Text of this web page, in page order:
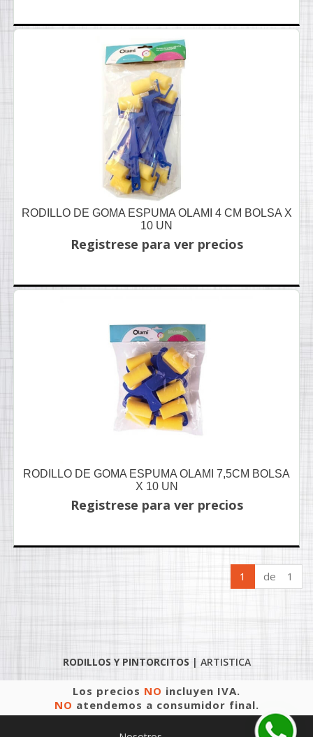
RODILLO DE GOMA ESPUMA OLAMI 4 CM BOLSA X
10 UN
Registrese para ver precios
RODILLO DE GOMA ESPUMA OLAMI 7,5CM BOLSA
X 10 UN
Registrese para ver precios
1 de 1
RODILLOS Y PINTORCITOS | ARTISTICA
Los precios NO incluyen IVA.
NO atendemos a consumidor final.